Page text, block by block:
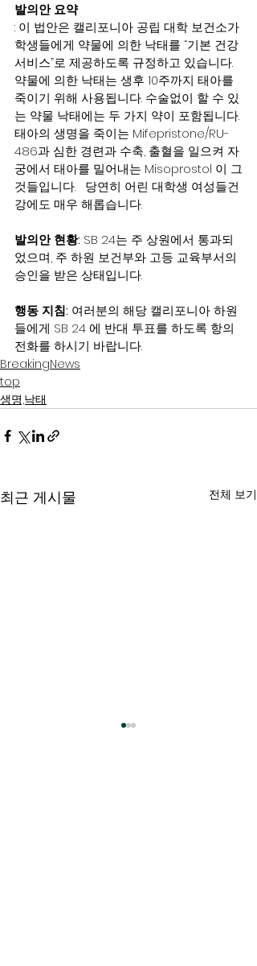
발의안 요약
: 이 법안은 캘리포니아 공립 대학 보건소가
학생들에게 약물에 의한 낙태를 “기본 건강
서비스”로 제공하도록 규정하고 있습니다.
약물에 의한 낙태는 생후 10주까지 태아를
죽이기 위해 사용됩니다. 수술없이 할 수 있
는 약물 낙태에는 두 가지 약이 포함됩니다.
태아의 생명을 죽이는 Mifepristone/RU-
486과 심한 경련과 수축, 출혈을 일으켜 자
궁에서 태아를 밀어내는 Misoprostol 이 그
것들입니다.   당연히 어린 대학생 여성들건
강에도 매우 해롭습니다.
발의안 현황: SB 24는 주 상원에서 통과되
었으며, 주 하원 보건부와 고등 교육부서의
승인을 받은 상태입니다.
행동 지침: 여러분의 해당 캘리포니아 하원
들에게 SB 24 에 반대 투표를 하도록 항의
전화를 하시기 바랍니다.
BreakingNews
top
생명,낙태
최근 게시물 전체 보기